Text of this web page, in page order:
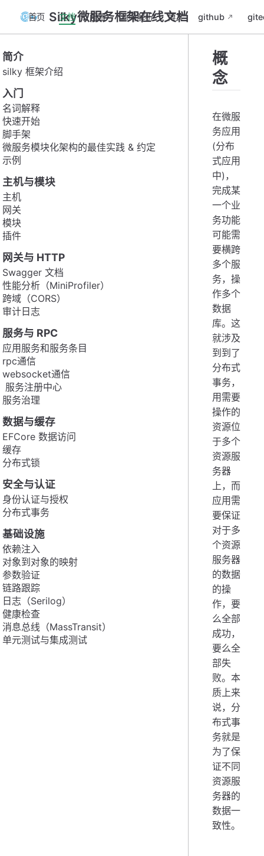
Silky微服务框架在线文档
首页 文档 配置 源码解析 博文 github
简介
silky 框架介绍
入门
名词解释
快速开始
脚手架
微服务模块化架构的最佳实践 & 约定
示例
主机与模块
主机
网关
模块
插件
网关与 HTTP
Swagger 文档
性能分析（MiniProfiler）
跨域（CORS）
审计日志
服务与 RPC
应用服务和服务条目
rpc通信
websocket通信
服务注册中心
服务治理
数据与缓存
EFCore 数据访问
缓存
分布式锁
安全与认证
身份认证与授权
分布式事务
基础设施
依赖注入
对象到对象的映射
参数验证
链路跟踪
日志（Serilog）
健康检查
消息总线（MassTransit）
单元测试与集成测试
概
念
在微服
务应用
(分布
式应用
中)，
完成某
一个业
务功能
可能需
要横跨
多个服
务，操
作多个
数据
库。这
就涉及
到到了
分布式
事务，
用需要
操作的
资源位
于多个
资源服
务器
上，而
应用需
要保证
对于多
个资源
服务器
的数据
的操
作，要
么全部
成功，
要么全
部失
败。本
质上来
说，分
布式事
务就是
为了保
证不同
资源服
务器的
数据一
致性。